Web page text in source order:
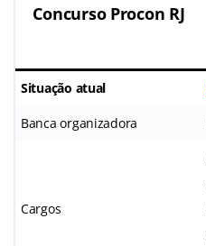
Concurso Procon RJ
Situação atual
Banca organizadora
Cargos